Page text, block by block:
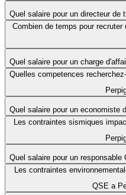
Quel salaire pour un directeur de
Combien de temps pour
Quel salaire pour un charge
Quelles competences
Quel salaire pour un economiste
Les contraintes sismiques
Quel salaire pour un
Les contraintes
QSE a